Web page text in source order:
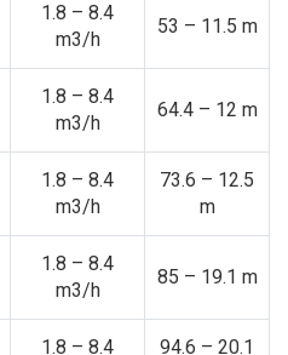
1.8 – 8.4
m3/h
53 – 11.5 m
1.8 – 8.4
m3/h
64.4 – 12 m
1.8 – 8.4
m3/h
73.6 – 12.5
m
1.8 – 8.4
m3/h
85 – 19.1 m
1.8 – 8.4
94.6 – 20.1